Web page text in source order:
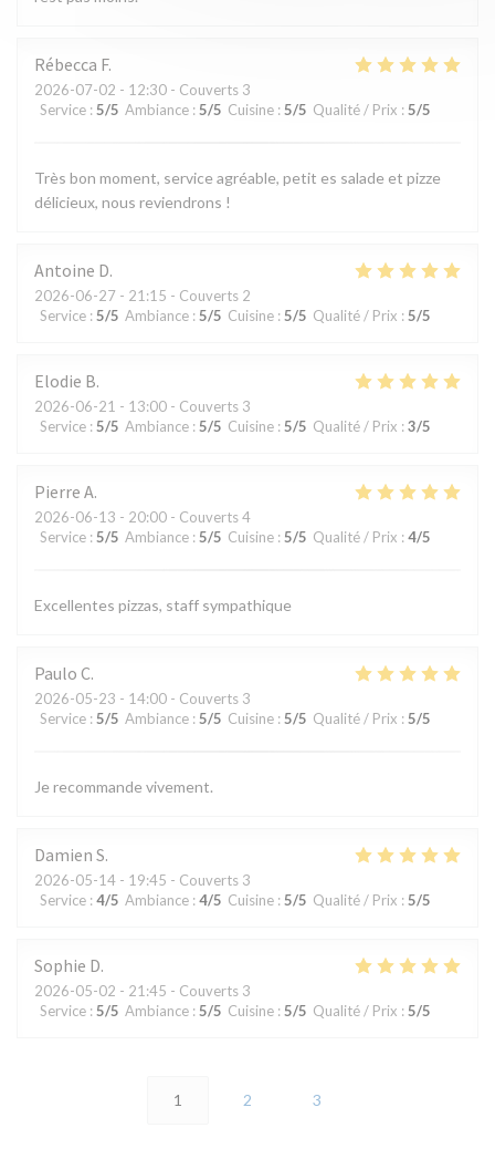
Rébecca F
2026-07-02 - 12:30 - Couverts 3
Service : 5/5 Ambiance : 5/5 Cuisine : 5/5 Qualité / Prix : 5/5
Très bon moment, service agréable, petit es salade et pizze
délicieux, nous reviendrons !
Antoine D
2026-06-27 - 21:15 - Couverts 2
Service : 5/5 Ambiance : 5/5 Cuisine : 5/5 Qualité / Prix : 5/5
Elodie B
2026-06-21 - 13:00 - Couverts 3
Service : 5/5 Ambiance : 5/5 Cuisine : 5/5 Qualité / Prix : 3/5
Pierre A
2026-06-13 - 20:00 - Couverts 4
Service : 5/5 Ambiance : 5/5 Cuisine : 5/5 Qualité / Prix : 4/5
Excellentes pizzas, staff sympathique
Paulo C
2026-05-23 - 14:00 - Couverts 3
Service : 5/5 Ambiance : 5/5 Cuisine : 5/5 Qualité / Prix : 5/5
Je recommande vivement.
Damien S
2026-05-14 - 19:45 - Couverts 3
Service : 4/5 Ambiance : 4/5 Cuisine : 5/5 Qualité / Prix : 5/5
Sophie D
2026-05-02 - 21:45 - Couverts 3
Service : 5/5 Ambiance : 5/5 Cuisine : 5/5 Qualité / Prix : 5/5
1 2 3